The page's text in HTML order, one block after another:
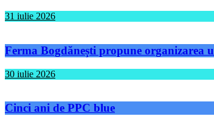
31 iulie 2026
Ferma Bogdănești propune organizarea
30 iulie 2026
Cinci ani de PPC blue